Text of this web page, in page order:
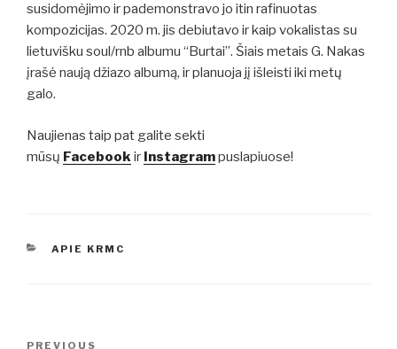
susidomėjimo ir pademonstravo jo itin rafinuotas
kompozicijas. 2020 m. jis debiutavo ir kaip vokalistas su
lietuvišku soul/rnb albumu “Burtai”. Šiais metais G. Nakas
įrašė naują džiazo albumą, ir planuoja jį išleisti iki metų
galo.
Naujienas taip pat galite sekti
mūsų Facebookir Instagrampuslapiuose!
CATEGORIES
APIE KRMC
Post
PREVIOUS